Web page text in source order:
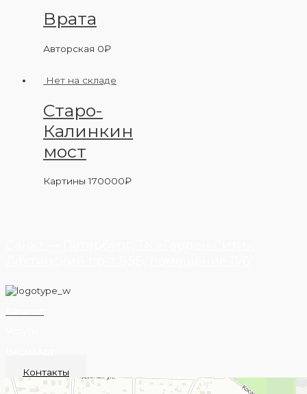
Врата
Авторская 0₽
Нет на складе
Старо-
Калинкин
мост
Картины170000₽
Контакты